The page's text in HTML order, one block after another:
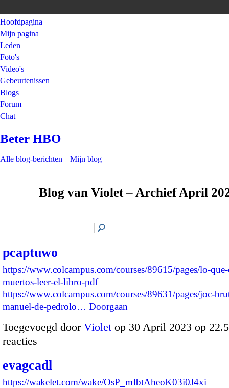
Hoofdpagina
Mijn pagina
Leden
Foto's
Video's
Gebeurtenissen
Blogs
Forum
Chat
Beter HBO
Alle blog-berichten Mijn blog
Blog van Violet – Archief April
pcaptuwo
https://www.colcampus.com/courses/89615/pages/lo-
muertos-leer-el-libro-pdf
https://www.colcampus.com/courses/89631/pages/joc-
manuel-de-pedrolo… Doorgaan
Toegevoegd door Violet op 30 April 2023 op
reacties
evagcadl
https://wakelet.com/wake/OsP_mIbtAheoK03i0J4xi